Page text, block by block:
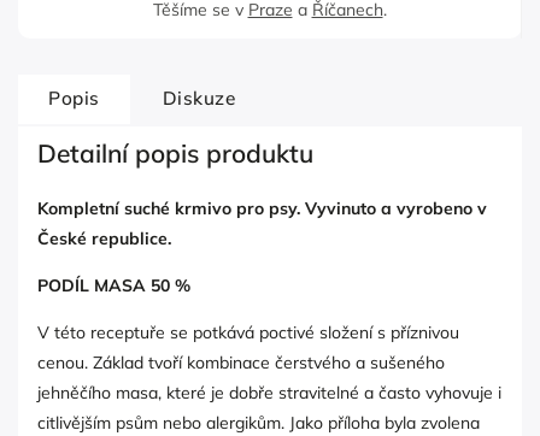
Těšíme se v Praze a Říčanech.
Popis Diskuze
Detailní popis produktu
Kompletní suché krmivo pro psy. Vyvinuto a vyrobeno v
České republice.
PODÍL MASA 50 %
V této receptuře se potkává poctivé složení s příznivou
cenou. Základ tvoří kombinace čerstvého a sušeného
jehněčího masa, které je dobře stravitelné a často vyhovuje i
citlivějším psům nebo alergikům. Jako příloha byla zvolena